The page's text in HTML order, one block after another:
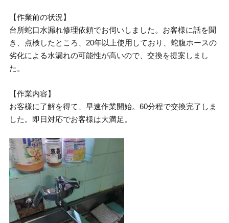
【作業前の状況】
台所蛇口水漏れ修理依頼でお伺いしました。お客様に話を聞
き、点検したところ、20年以上使用しており、蛇腹ホースの
劣化による水漏れの可能性が高いので、交換を提案しまし
た。
【作業内容】
お客様に了解を得て、早速作業開始。60分程で交換完了しま
した。即日対応でお客様は大満足。